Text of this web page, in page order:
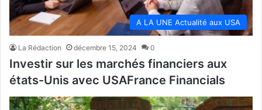
A LA UNE Actualité aux USA
La Rédaction décembre 15, 2024 0
Investir sur les marchés financiers aux
états-Unis avec USAFrance Financials